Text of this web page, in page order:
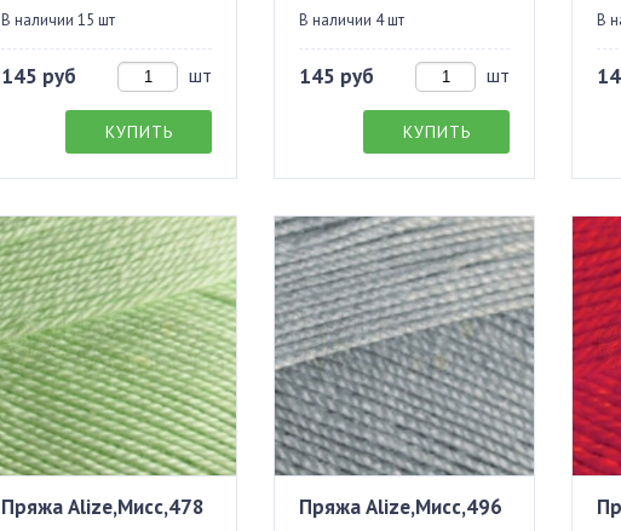
В наличии 15 шт
145 руб шт
КУПИТЬ
В наличии 4 шт
145 руб шт
КУПИТЬ
В
Пряжа Alize,Мисс,478 Пряжа Alize,Мисс,496